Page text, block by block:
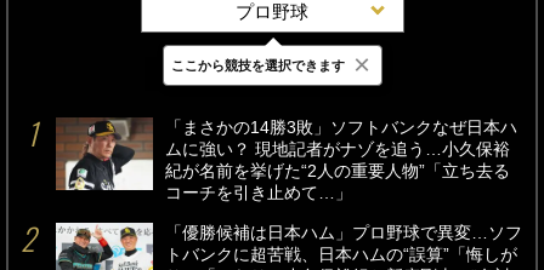
プロ野球
最新 24時間 週間
「まさかの14勝3敗」ソフトバンクなぜ日本ハ
ムに強い？ 現地記者がナゾを追う…小久保裕
紀が名前を挙げた“2人の重要人物”「立ち去る
コーチを引き止めて…」
「優勝候補は日本ハム」プロ野球で異変…ソフ
トバンクに超苦戦、日本ハムの“誤算”「悔しが
ここから競技を選択できます ×